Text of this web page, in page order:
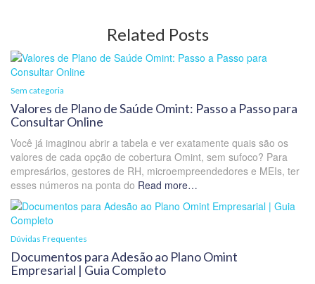
Related Posts
Sem categoria
Valores de Plano de Saúde Omint: Passo a Passo para
Consultar Online
Você já imaginou abrir a tabela e ver exatamente quais são os
valores de cada opção de cobertura Omint, sem sufoco? Para
empresários, gestores de RH, microempreendedores e MEIs, ter
esses números na ponta do Read more…
Dúvidas Frequentes
Documentos para Adesão ao Plano Omint
Empresarial | Guia Completo